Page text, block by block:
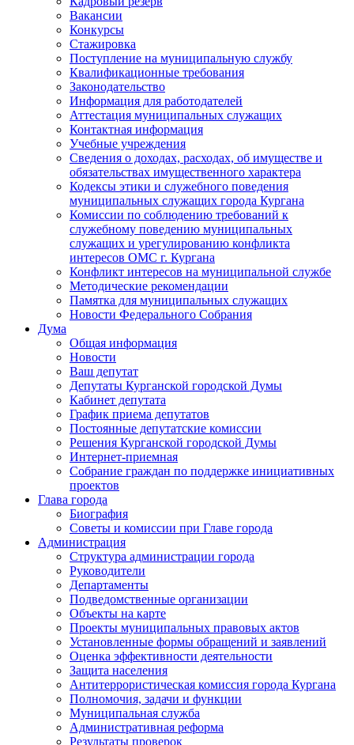
Вакансии
Конкурсы
Стажировка
Поступление на муниципальную службу
Квалификационные требования
Законодательство
Информация для работодателей
Аттестация муниципальных служащих
Контактная информация
Учебные учреждения
Сведения о доходах, расходах, об имуществе и
обязательствах имущественного характера
Кодексы этики и служебного поведения
муниципальных служащих города Кургана
Комиссии по соблюдению требований к
служебному поведению муниципальных
служащих и урегулированию конфликта
интересов ОМС г. Кургана
Конфликт интересов на муниципальной службе
Методические рекомендации
Памятка для муниципальных служащих
Новости Федерального Cобрания
Дума
Общая информация
Новости
Ваш депутат
Депутаты Курганской городской Думы
Кабинет депутата
График приема депутатов
Постоянные депутатские комиссии
Решения Курганской городской Думы
Интернет-приемная
Собрание граждан по поддержке инициативных
проектов
Глава города
Биография
Советы и комиссии при Главе города
Администрация
Структура администрации города
Руководители
Департаменты
Подведомственные организации
Объекты на карте
Проекты муниципальных правовых актов
Установленные формы обращений и заявлений
Оценка эффективности деятельности
Защита населения
Антитеррористическая комиссия города Кургана
Полномочия, задачи и функции
Муниципальная служба
Административная реформа
Результаты проверок